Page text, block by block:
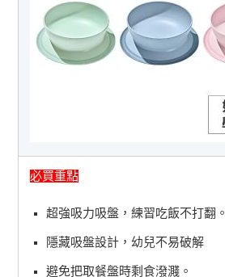
必買重點
超強吸力吸盤，練習吃飯不打翻。
隱藏吸盤設計，幼兒不易破解
避免把取餐盤時剩食潑濺。